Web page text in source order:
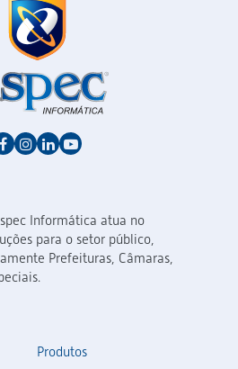
Informática atua no
para o setor público,
Prefeituras, Câmaras,
Produtos